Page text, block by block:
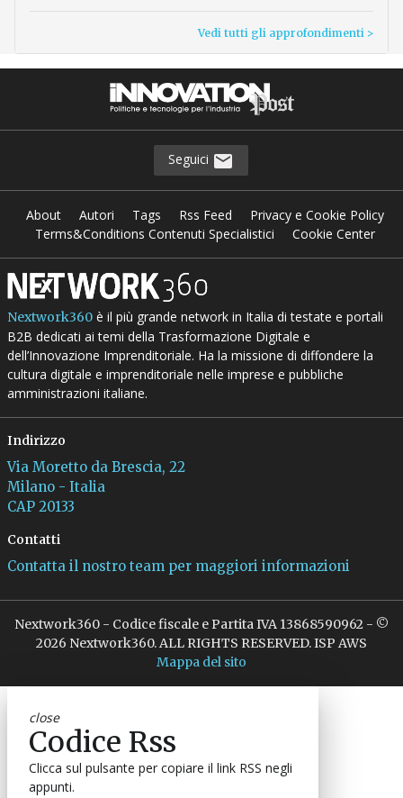
Vedi tutti gli approfondimenti >
Seguici
About Autori Tags Rss Feed
Privacy e Cookie Policy
Terms&Conditions Contenuti Specialistici
Cookie Center
Nextwork360è il più grande network in Italia di testate e portali
B2B dedicati ai temi della Trasformazione Digitale e
dell’Innovazione Imprenditoriale. Ha la missione di diffondere la
cultura digitale e imprenditoriale nelle imprese e pubbliche
amministrazioni italiane.
Indirizzo
Via Moretto da Brescia, 22
Milano - Italia
CAP 20133
Contatti
Contatta il nostro team per maggiori informazioni
Nextwork360 - Codice fiscale e Partita IVA 13868590962 - ©
2026 Nextwork360. ALL RIGHTS RESERVED. ISP AWS
Mappa del sito
close
Codice Rss
Clicca sul pulsante per copiare il link RSS negli
appunti.